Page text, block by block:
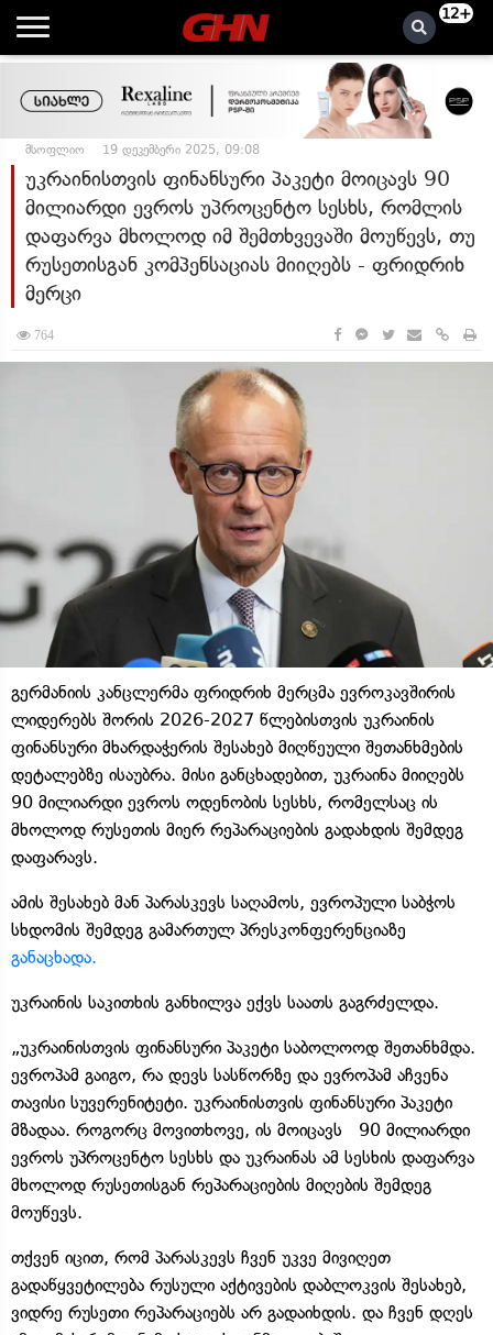
12+
მსოფლიო 19 დეკემბერი 2025, 09:08
უკრაინისთვის ფინანსური პაკეტი მოიცავს 90
მილიარდი ევროს უპროცენტო სესხს, რომლის
დაფარვა მხოლოდ იმ შემთხვევაში მოუწევს, თუ
რუსეთისგან კომპენსაციას მიიღებს - ფრიდრიხ
მერცი
764
გერმანიის კანცლერმა ფრიდრიხ მერცმა ევროკავშირის
ლიდერებს შორის 2026-2027 წლებისთვის უკრაინის
ფინანსური მხარდაჭერის შესახებ მიღწეული შეთანხმების
დეტალებზე ისაუბრა. მისი განცხადებით, უკრაინა მიიღებს
90 მილიარდი ევროს ოდენობის სესხს, რომელსაც ის
მხოლოდ რუსეთის მიერ რეპარაციების გადახდის შემდეგ
დაფარავს.
ამის შესახებ მან პარასკევს საღამოს, ევროპული საბჭოს
სხდომის შემდეგ გამართულ პრესკონფერენციაზე
განაცხადა.
უკრაინის საკითხის განხილვა ექვს საათს გაგრძელდა.
„უკრაინისთვის ფინანსური პაკეტი საბოლოოდ შეთანხმდა.
ევროპამ გაიგო, რა დევს სასწორზე და ევროპამ აჩვენა
თავისი სუვერენიტეტი. უკრაინისთვის ფინანსური პაკეტი
მზადაა. როგორც მოვითხოვე, ის მოიცავს 90 მილიარდი
ევროს უპროცენტო სესხს და უკრაინას ამ სესხის დაფარვა
მხოლოდ რუსეთისგან რეპარაციების მიღების შემდეგ
მოუწევს.
თქვენ იცით, რომ პარასკევს ჩვენ უკვე მივიღეთ
გადაწყვეტილება რუსული აქტივების დაბლოკვის შესახებ,
ვიდრე რუსეთი რეპარაციებს არ გადაიხდის. და ჩვენ დღეს